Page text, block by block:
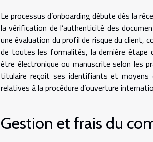
Le processus d’onboarding débute dès la
la vérification de l’authenticité des
une évaluation du profil de risque du client,
de toutes les formalités, la dernière étape
être électronique ou manuscrite selon les
titulaire reçoit ses identifiants et moyens
relatives à la procédure d’ouverture
Gestion et frais du